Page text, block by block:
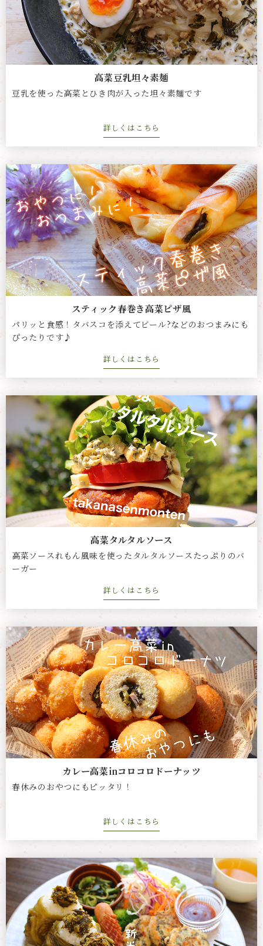
高菜豆乳坦々素麺
豆乳を使った高菜とひき肉が入った坦々素麺です
詳しくはこちら
スティック春巻き高菜ピザ風
パリッと食感！タバスコを添えてビール?などのおつまみにも
ぴったりです♪
詳しくはこちら
高菜タルタルソース
高菜ソースれもん風味を使ったタルタルソースたっぷりのバ
ーガー
詳しくはこちら
カレー高菜㏌コロコロドーナッツ
春休みのおやつにもピッタリ！
詳しくはこちら